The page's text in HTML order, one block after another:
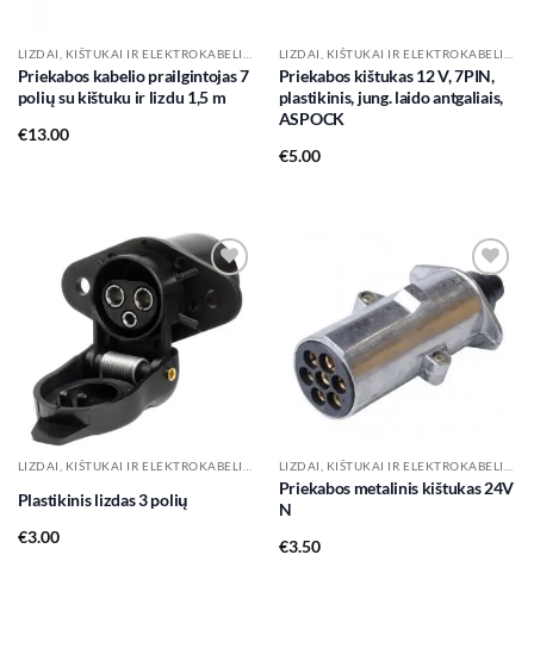
Priekabos kabelio prailgintojas 7
polių su kištuku ir lizdu 1,5 m
€13.00
Priekabos kištukas 12 V, 7PIN,
plastikinis, jung. laido antgaliais,
ASPOCK
€5.00
Add to
wishlist
Plastikinis lizdas 3 polių
€3.00
Add to
wishlist
Priekabos metalinis kištukas 24V
N
€3.50